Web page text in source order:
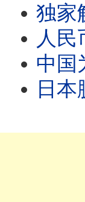
独家解读美
人民币将
中国为何
日本